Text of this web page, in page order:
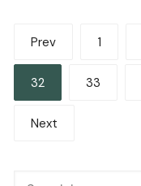
Paginación
de
entradas
Prev 1
32 33
Next